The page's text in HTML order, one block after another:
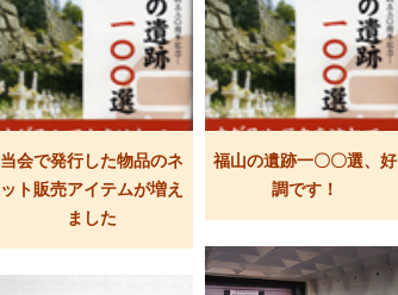
当会で発行した物品のネ
ット販売アイテムが増え
ました
福山の遺跡一〇〇選、好
調です！